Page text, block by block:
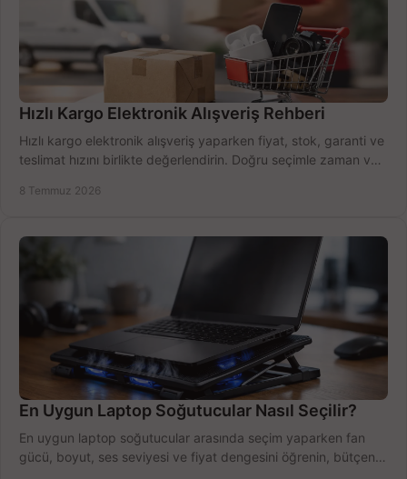
Hızlı Kargo Elektronik Alışveriş Rehberi
Hızlı kargo elektronik alışveriş yaparken fiyat, stok, garanti ve
teslimat hızını birlikte değerlendirin. Doğru seçimle zaman ve
8 Temmuz 2026
En Uygun Laptop Soğutucular Nasıl Seçilir?
En uygun laptop soğutucular arasında seçim yaparken fan
gücü, boyut, ses seviyesi ve fiyat dengesini öğrenin, bütçenizi